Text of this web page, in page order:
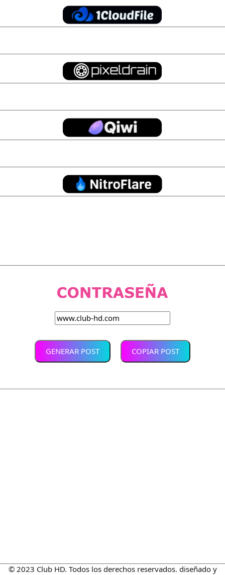
GENERAR POST COPIAR POST
© 2023 Club HD. Todos los derechos reservados. diseñado y